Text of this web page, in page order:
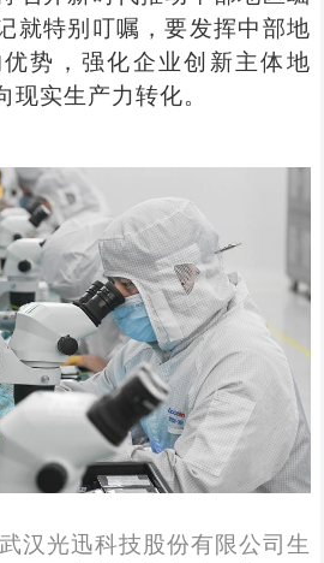
就特别叮嘱，要发挥中部地
势，强化企业创新主体地
实生产力转化。
汉光迅科技股份有限公司生